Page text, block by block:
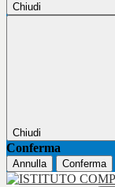
Chiudi
Chiudi
Conferma
Annulla Conferma